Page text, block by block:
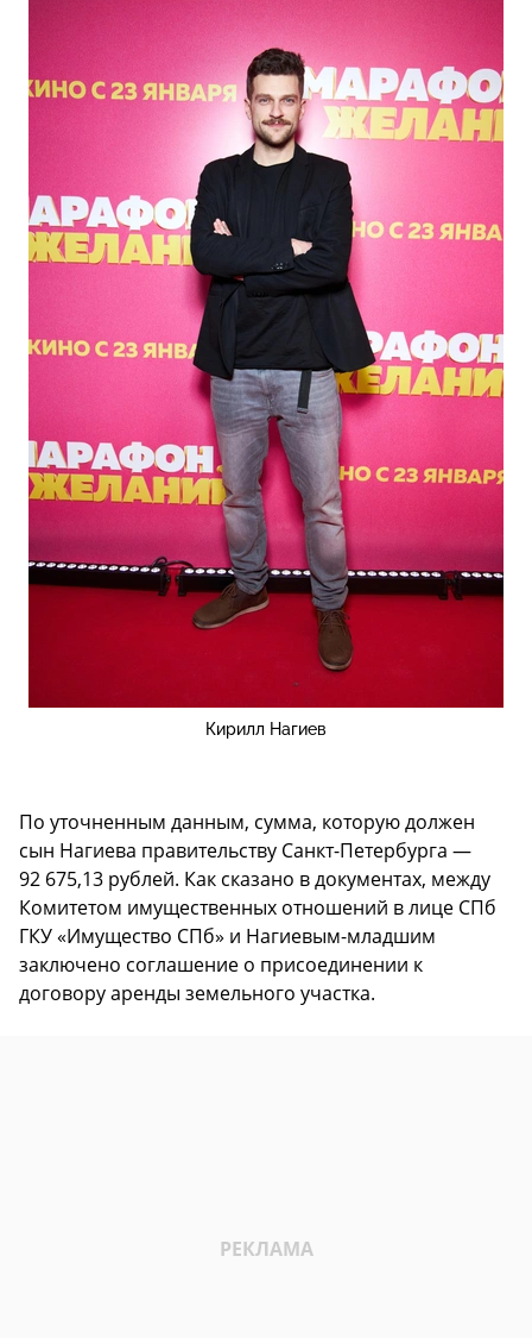
Кирилл Нагиев
По уточненным данным, сумма, которую должен
сын Нагиева правительству Санкт-Петербурга —
92 675,13 рублей. Как сказано в документах, между
Комитетом имущественных отношений в лице СПб
ГКУ «Имущество СПб» и Нагиевым-младшим
заключено соглашение о присоединении к
договору аренды земельного участка.